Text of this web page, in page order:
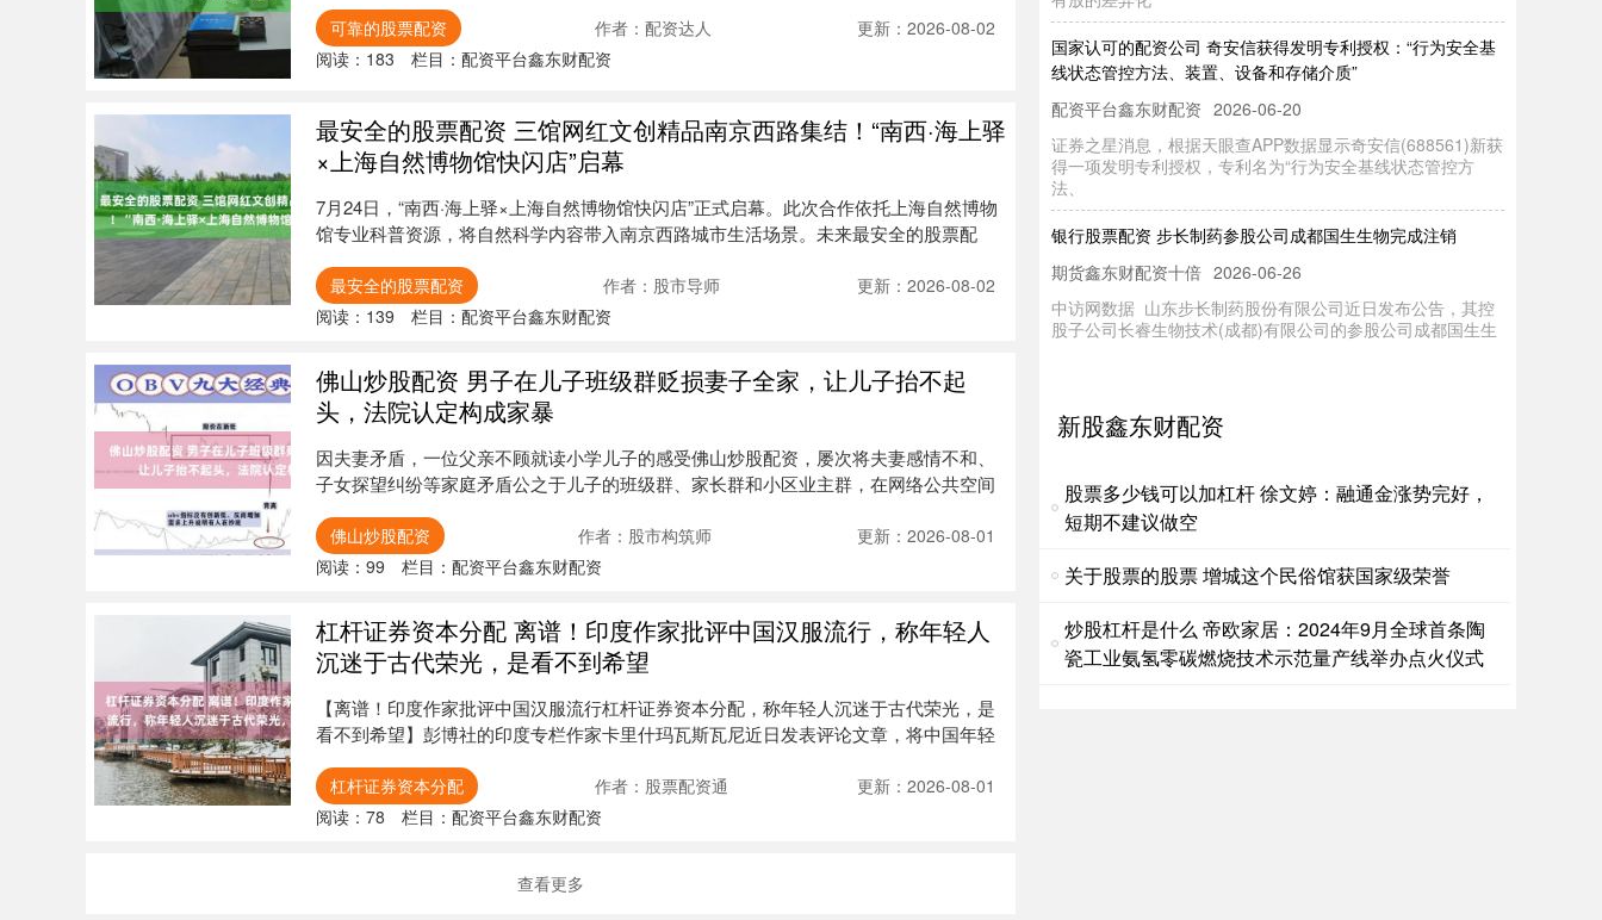
可靠的股票配资 作者：配资达人
更新：2026-08-02
阅读： 183 栏目： 配资平台鑫东财配资
最安全的股票配资 三馆网红文创精品南京西路集结！“南西·海上驿
×上海自然博物馆快闪店”启幕
7月24日，“南西·海上驿×上海自然博物馆快闪店”正式启幕。此次合作依托上海自然博物
馆专业科普资源，将自然科学内容带入南京西路城市生活场景。未来最安全的股票配
最安全的股票配资 作者：股市导师
更新：2026-08-02
阅读： 139 栏目： 配资平台鑫东财配资
佛山炒股配资 男子在儿子班级群贬损妻子全家，让儿子抬不起
头，法院认定构成家暴
因夫妻矛盾，一位父亲不顾就读小学儿子的感受佛山炒股配资，屡次将夫妻感情不和、
子女探望纠纷等家庭矛盾公之于儿子的班级群、家长群和小区业主群，在网络公共空间
佛山炒股配资 作者：股市构筑师
更新：2026-08-01
阅读： 99 栏目： 配资平台鑫东财配资
杠杆证券资本分配 离谱！印度作家批评中国汉服流行，称年轻人
沉迷于古代荣光，是看不到希望
【离谱！印度作家批评中国汉服流行杠杆证券资本分配，称年轻人沉迷于古代荣光，是
看不到希望】彭博社的印度专栏作家卡里什玛瓦斯瓦尼近日发表评论文章，将中国年轻
杠杆证券资本分配 作者：股票配资通
更新：2026-08-01
阅读： 78 栏目： 配资平台鑫东财配资
查看更多
国家认可的配资公司 奇安信获得发明专利授权：“行为安全基
线状态管控方法、装置、设备和存储介质”
配资平台鑫东财配资 2026-06-20
证券之星消息，根据天眼查APP数据显示奇安信(688561)新获
得一项发明专利授权，专利名为“行为安全基线状态管控方
法、
银行股票配资 步长制药参股公司成都国生生物完成注销
期货鑫东财配资十倍 2026-06-26
中访网数据 山东步长制药股份有限公司近日发布公告，其控
股子公司长睿生物技术(成都)有限公司的参股公司成都国生生
物医药科
央视新闻报道，在杭州西湖景区，想要找到李语蔚，只需要往
交易股票的平
东营股票配资平台 财经聚焦丨扩围提质，你的城市“体检”了吗
期货鑫东财配资十倍
2026-07-09
园“绿肺”润不润……城市就像有机生命体，其健康状况关系市
民的
新股鑫东财配资
股票多少钱可以加杠杆 徐文婷：融通金涨势完好，
短期不建议做空
关于股票的股票 增城这个民俗馆获国家级荣誉
炒股杠杆是什么 帝欧家居：2024年9月全球首条陶
瓷工业氨氢零碳燃烧技术示范量产线举办点火仪式